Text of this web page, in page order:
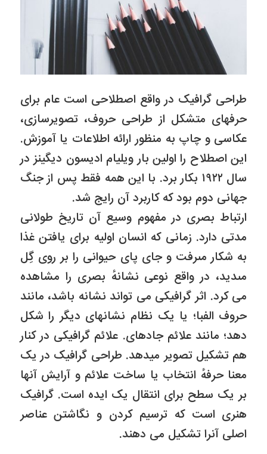
طراحى گرافیک در واقع اصطلاحى است عام براى
حرفهاى متشکل از طراحى حروف، تصویرسازی،
عکاسى و چاپ به منظور ارائه اطلاعات یا آموزش.
این اصطلاح را اولین بار ویلیام ادیسون دیگینز در
سال ۱۹۲۲ بکار برد. با این همه فقط پس از جنگ
جهانى دوم بود که کاربرد آن رایج شد.
ارتباط بصرى در مفهوم وسیع آن تاریخ طولانى
مدتى دارد. زمانى که انسان اولیه براى یافتن غذا
به شکار مىرفت و جاى پاى حیوانى را بر روى گِل
مىدید، در واقع نوعى نشانهٔ بصرى را مشاهده
مى کرد. اثر گرافیکى مى تواند نشانه باشد، مانند
حروف الفبا؛ یا یک نظام نشانهاى دیگر را شکل
دهد؛ مانند علائم جادهای. علائم گرافیکى در کنار
هم تشکیل تصویر میدهد. طراحى گرافیک در یک
معنا حرفهٔ انتخاب یا ساخت علائم و آرایش آنها
بر یک سطح براى انتقال یک ایده است. گرافیک
هنرى است که ترسیم کردن و نگاشتن عناصر
اصلى آنرا تشکیل مى دهند.